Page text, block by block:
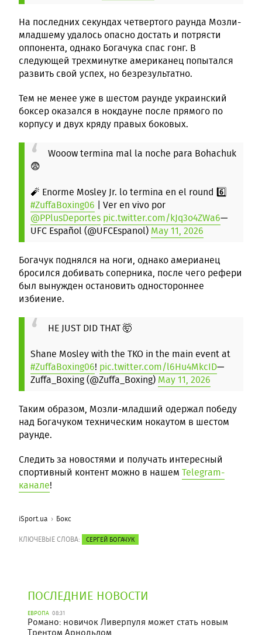
На последних секундах четвертого раунда Мозли-
младшему удалось опасно достать и потрясти
оппонента, однако Богачука спас гонг. В
следующей трехминутке американец попытался
развить свой успех, но безрезультатно.
Тем не менее уже в шестом раунде украинский
боксер оказался в нокдауне после прямого по
корпусу и двух кряду правых боковых.
Wooow termina mal la noche para Bohachuk
😨
🧨 Enorme Mosley Jr. lo termina en el round 6️⃣
#ZuffaBoxing06 | Ver en vivo por
@PPlusDeportes pic.twitter.com/kJq3o4ZWa6—
UFC Español (@UFCEspanol) May 11, 2026
Богачук поднялся на ноги, однако америанец
бросился добивать соперника, после чего рефери
был вынужден остановить одностороннее
избиение.
HE JUST DID THAT 🤯
Shane Mosley with the TKO in the main event at
#ZuffaBoxing06! pic.twitter.com/l6Hu4MkcID—
Zuffa_Boxing (@Zuffa_Boxing) May 11, 2026
Таким образом, Мозли-младший одержал победу
над Богачуком техническим нокаутом в шестом
раунде.
Следить за новостями и получать интересный
спортивный контент можно в нашем Telegram-
канале!
iSport.ua Бокс
КЛЮЧЕВЫЕ СЛОВА: СЕРГЕЙ БОГАЧУК
ПОСЛЕДНИЕ НОВОСТИ
ЕВРОПА 08:31
Романо: новичок Ливерпуля может стать новым